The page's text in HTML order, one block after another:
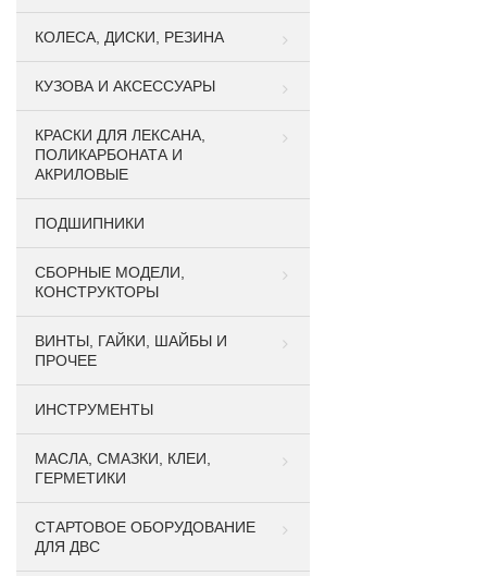
КОЛЕСА, ДИСКИ, РЕЗИНА
КУЗОВА И АКСЕССУАРЫ
КРАСКИ ДЛЯ ЛЕКСАНА,
ПОЛИКАРБОНАТА И
АКРИЛОВЫЕ
ПОДШИПНИКИ
CБОРНЫЕ МОДЕЛИ,
КОНСТРУКТОРЫ
ВИНТЫ, ГАЙКИ, ШАЙБЫ И
ПРОЧЕЕ
ИНСТРУМЕНТЫ
МАСЛА, СМАЗКИ, КЛЕИ,
ГЕРМЕТИКИ
СТАРТОВОЕ ОБОРУДОВАНИЕ
ДЛЯ ДВС